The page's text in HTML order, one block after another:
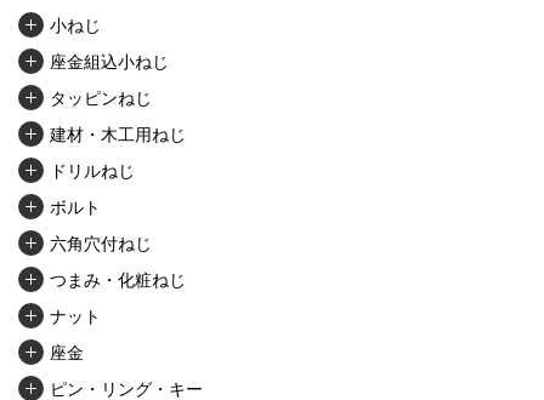
小ねじ
座金組込小ねじ
タッピンねじ
建材・木工用ねじ
ドリルねじ
ボルト
六角穴付ねじ
つまみ・化粧ねじ
ナット
座金
ピン・リング・キー